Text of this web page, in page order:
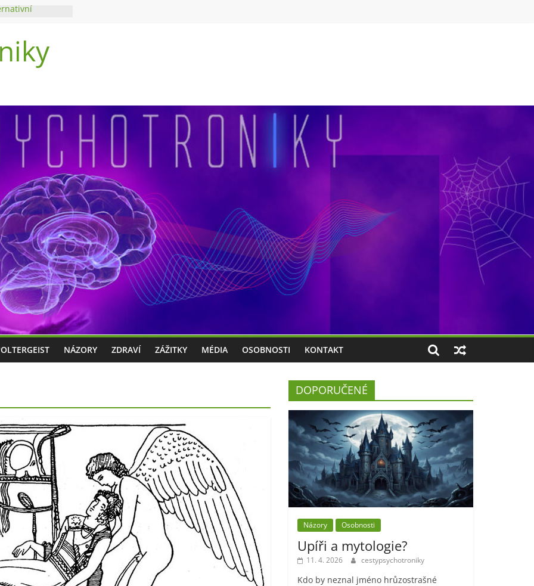
NÁZORY ZDRAVÍ ZÁŽITKY MÉDIA OSOBNOSTI KONTAKT
DOPORUČENÉ
Názory Osobnosti
Upíři a mytologie?
11. 4. 2026 cestypsychotroniky
Kdo by neznal jméno hrůzostrašné